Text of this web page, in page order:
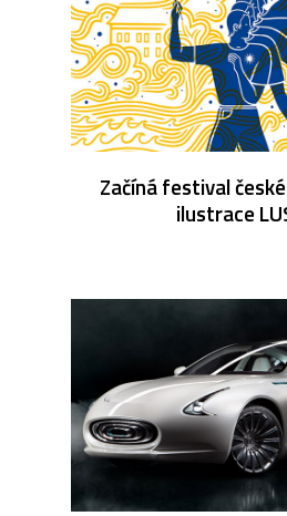
Začíná festival
ilustrace